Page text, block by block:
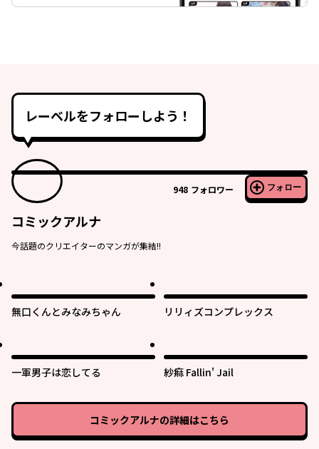
レーベルをフォローしよう！
948 フォロワー フォロー
コミックアルナ
今話題のクリエイターのマンガが集結!!
無口くんとみなみちゃん リリィズコンプレックス
一軍男子は恋してる 紗痲 Fallin' Jail
コミックアルナの詳細はこちら